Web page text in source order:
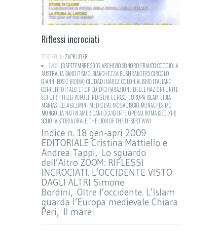
Riflessi incrociati
POSTED IN:ZAPRUDER
TAGS:13 SETTEMBRE 2007,ARCHIVIO SONORO FRANCO COGGIOLA,
AUSTRALIA,BANDITISMO,BIANCHEZZA,BUSHRANGERS,CIRCOLO
GIANNI BOSIO (ROMA),CIUDAD JUAREZ,COLONIALISMO ITALIANO,
CONFLITTO ITALO-ETIOPICO,DICHIARAZIONE DELLE NAZIONI UNITE
SUI DIRITTI DEI POPOLI INDIGENI,EL PASO,EUROPA,ISLAM,LIBIA,
MARIASTELLA GELMINI,MEDIOEVO,MOGADISCIO,MONACHESIMO,
MONGOLIA,NATIVI AMERICANI,OCCIDENTE,OPERAI,ROMA (SEC. XIII),
SCUOLA,STORIA ORALE,THE LION OF THE DESERT,WW1
Indice n. 18 gen-apri 2009
EDITORIALE Cristina Mattiello e
Andrea Tappi, Lo sguardo
dell’Altro ZOOM: RIFLESSI
INCROCIATI. L’OCCIDENTE VISTO
DAGLI ALTRI Simone
Bordini, Oltre l’occidente. L’Islam
guarda l’Europa medievale Chiara
Peri, Il mare